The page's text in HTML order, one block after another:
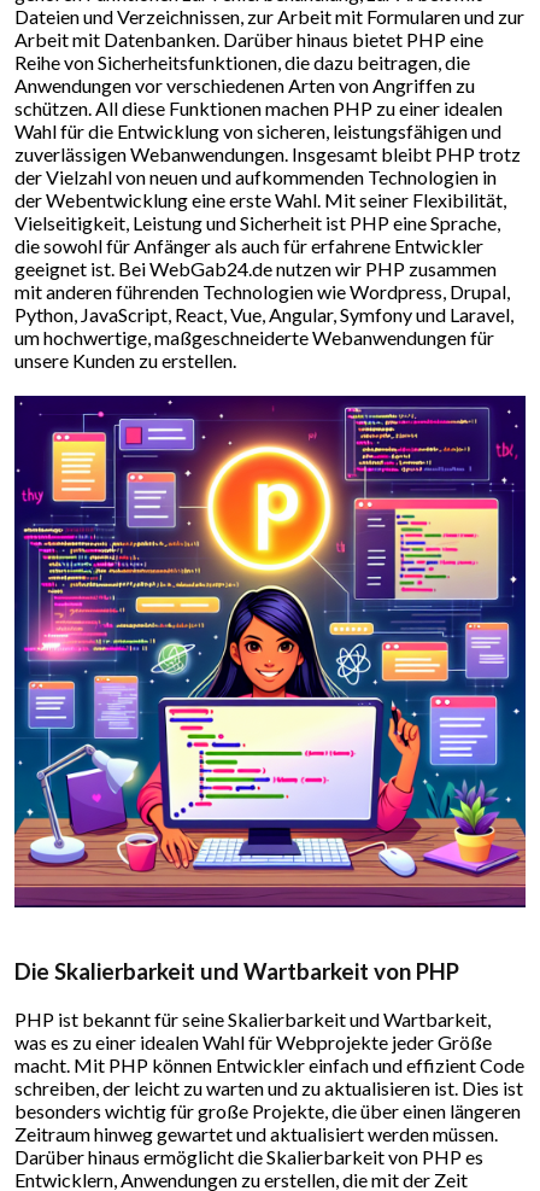
Dateien und Verzeichnissen, zur Arbeit mit Formularen und zur
Arbeit mit Datenbanken. Darüber hinaus bietet PHP eine
Reihe von Sicherheitsfunktionen, die dazu beitragen, die
Anwendungen vor verschiedenen Arten von Angriffen zu
schützen. All diese Funktionen machen PHP zu einer idealen
Wahl für die Entwicklung von sicheren, leistungsfähigen und
zuverlässigen Webanwendungen. Insgesamt bleibt PHP trotz
der Vielzahl von neuen und aufkommenden Technologien in
der Webentwicklung eine erste Wahl. Mit seiner Flexibilität,
Vielseitigkeit, Leistung und Sicherheit ist PHP eine Sprache,
die sowohl für Anfänger als auch für erfahrene Entwickler
geeignet ist. Bei WebGab24.de nutzen wir PHP zusammen
mit anderen führenden Technologien wie Wordpress, Drupal,
Python, JavaScript, React, Vue, Angular, Symfony und Laravel,
um hochwertige, maßgeschneiderte Webanwendungen für
unsere Kunden zu erstellen.
Die Skalierbarkeit und Wartbarkeit von PHP
PHP ist bekannt für seine Skalierbarkeit und Wartbarkeit,
was es zu einer idealen Wahl für Webprojekte jeder Größe
macht. Mit PHP können Entwickler einfach und effizient Code
schreiben, der leicht zu warten und zu aktualisieren ist. Dies ist
besonders wichtig für große Projekte, die über einen längeren
Zeitraum hinweg gewartet und aktualisiert werden müssen.
Darüber hinaus ermöglicht die Skalierbarkeit von PHP es
Entwicklern, Anwendungen zu erstellen, die mit der Zeit